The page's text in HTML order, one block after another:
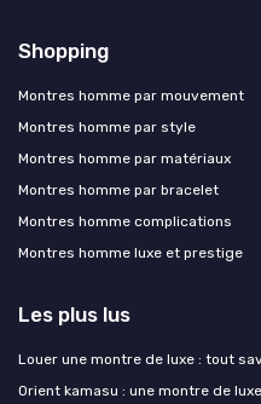
Shopping
Montres homme par mouvement
Montres homme par style
Montres homme par matériaux
Montres homme par bracelet
Montres homme complications
Montres homme luxe et prestige
Les plus lus
Louer une montre de luxe : tout
Orient kamasu : une montre de